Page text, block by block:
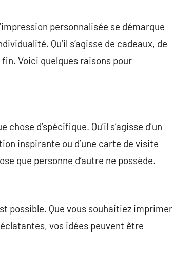
personnalisée se démarque
Qu’il s’agisse de cadeaux, de
Voici quelques raisons pour
d’spécifique. Qu’il s’agisse d’un
inspirante ou d’une carte de visite
que personne d’autre ne possède.
possible. Que vous souhaitiez imprimer
vos idées peuvent être